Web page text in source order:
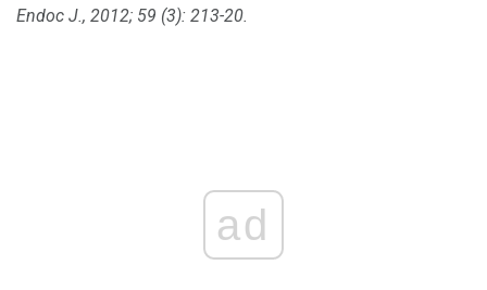
Endoc J., 2012; 59 (3): 213-20.
ad